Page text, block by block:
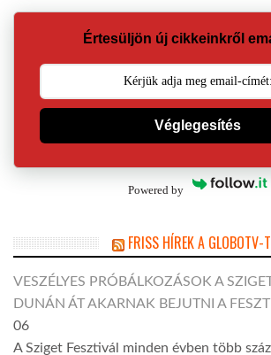
Értesüljön új cikkeinkről
Véglegesítés
Powered by
FRISS HÍREK A GLOBOTV-
VESZÉLYES PRÓBÁLKOZÁSOK A
DUNÁN ÁT AKARNAK BEJUTNI A
06
A Sziget Fesztivál minden évben több